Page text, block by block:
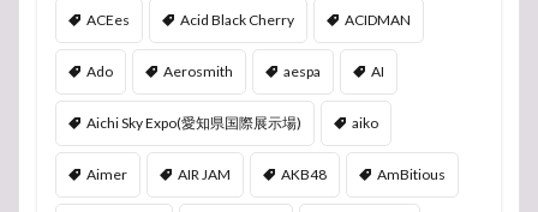
ACEes Acid Black Cherry ACIDMAN
Ado Aerosmith aespa AI
Aichi Sky Expo(愛知県国際展示場) aiko
Aimer AIR JAM AKB48 AmBitious